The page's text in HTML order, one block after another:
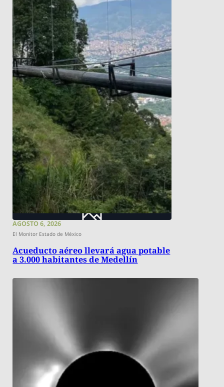
AGOSTO 6, 2026
El Monitor Estado de México
Acueducto aéreo llevará agua potable
a 3.000 habitantes de Medellín